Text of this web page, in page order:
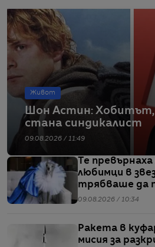
Живот
Шон Астин:
стана синдикалист
09.08.2026 / 11:49
Те
любимци в
трябваше да
09.08.2026 / 10:34
Ракета в
мисия за